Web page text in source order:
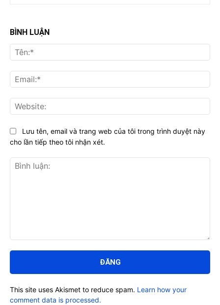
BÌNH LUẬN
luận:
Lưu tên, email và trang web của tôi trong trình duyệt này
cho lần tiếp theo tôi nhận xét.
This site uses Akismet to reduce spam. Learn how your
comment data is processed.